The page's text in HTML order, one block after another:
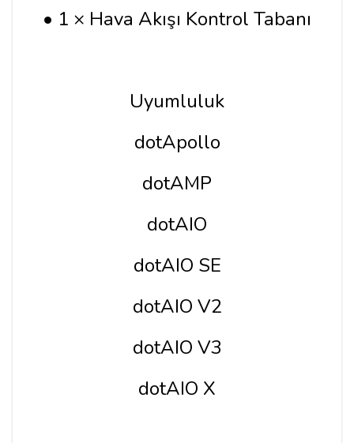
• 1 × Hava Akışı Kontrol Tabanı
Uyumluluk
dotApollo
dotAMP
dotAIO
dotAIO SE
dotAIO V2
dotAIO V3
dotAIO X